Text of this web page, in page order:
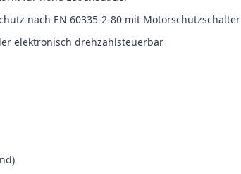
nach EN 60335-2-80 mit Motorschutzschalter
elektronisch drehzahlsteuerbar